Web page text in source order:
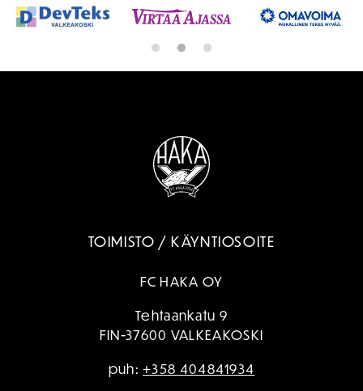
TOIMISTO / KÄYNTIOSOITE
FC HAKA OY
Tehtaankatu 9
FIN-37600 VALKEAKOSKI
puh:+358 404841934